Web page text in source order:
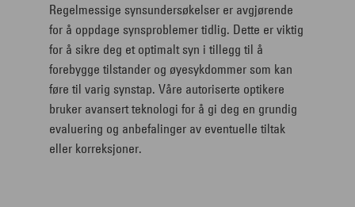
Regelmessige synsundersøkelser er avgjørende
for å oppdage synsproblemer tidlig. Dette er viktig
for å sikre deg et optimalt syn i tillegg til å
forebygge tilstander og øyesykdommer som kan
føre til varig synstap. Våre autoriserte optikere
bruker avansert teknologi for å gi deg en grundig
evaluering og anbefalinger av eventuelle tiltak
eller korreksjoner.